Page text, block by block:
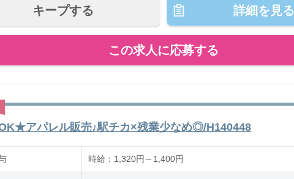
・服の整理整頓（ハンガーかけ、たたみ）
・S
キープする 詳細を見る
この求人に応募する
アパレル販売♪駅チカ×残業少なめ◎/H140448
時給：1,320円～1,400円